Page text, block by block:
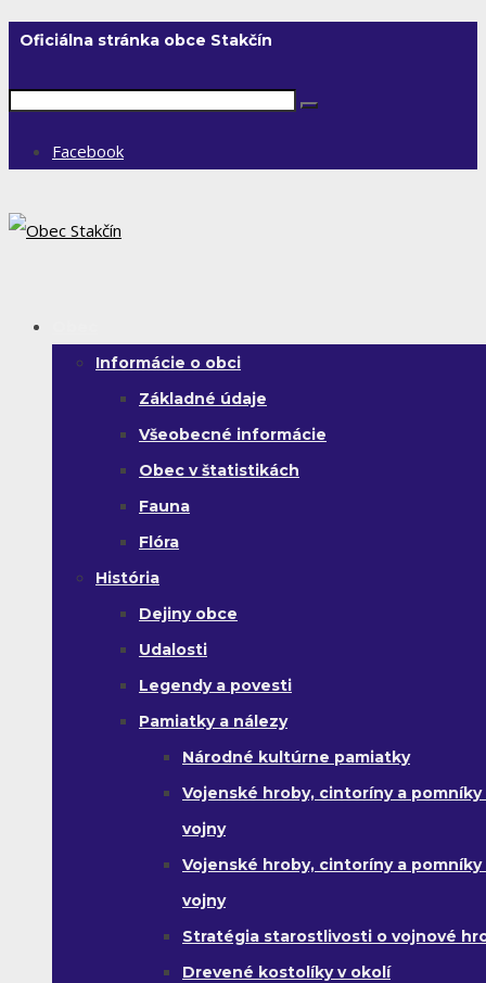
Oficiálna stránka obce Stakčín
Facebook
Informácie o obci
Základné údaje
Všeobecné informácie
Obec v štatistikách
Fauna
Flóra
História
Dejiny obce
Udalosti
Legendy a povesti
Pamiatky a nálezy
Národné kultúrne pamiatky
Vojenské hroby, cintoríny a pomníky
vojny
Vojenské hroby, cintoríny a pomníky
vojny
Stratégia starostlivosti o vojnové
Drevené kostolíky v okolí